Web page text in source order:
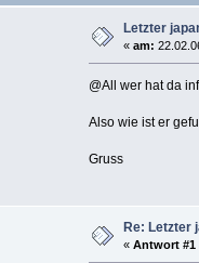
Letzter
«am:
@All wer hat da
Also wie ist er
Gruss
Re: Letzter
«Antwort #1